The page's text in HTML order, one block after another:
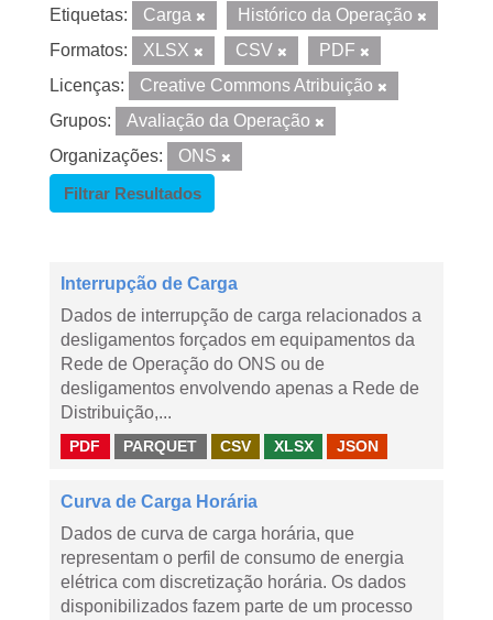
Etiquetas: Carga
Histórico da Operação
Formatos:
XLSX CSV
PDF
Licenças:
Creative Commons Atribuição
Grupos:
Avaliação da Operação
Organizações:
ONS
Filtrar Resultados
Interrupção de Carga
Dados de interrupção de carga relacionados a
desligamentos forçados em equipamentos da
Rede de Operação do ONS ou de
desligamentos envolvendo apenas a Rede de
Distribuição,...
PDF PARQUET CSV XLSX JSON
Curva de Carga Horária
Dados de curva de carga horária, que
representam o perfil de consumo de energia
elétrica com discretização horária. Os dados
disponibilizados fazem parte de um processo